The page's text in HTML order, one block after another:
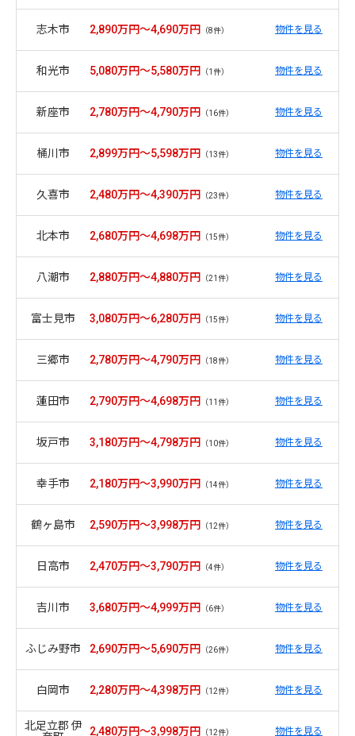
志木市 2,890万円～4,690万円 （8件） 物件を見る
和光市 5,080万円～5,580万円 （1件） 物件を見る
新座市 2,780万円～4,790万円 （16件） 物件を見る
桶川市 2,899万円～5,598万円 （13件） 物件を見る
久喜市 2,480万円～4,390万円 （23件） 物件を見る
北本市 2,680万円～4,698万円 （15件） 物件を見る
八潮市 2,880万円～4,880万円 （21件） 物件を見る
富士見市 3,080万円～6,280万円 （15件） 物件を見る
三郷市 2,780万円～4,790万円 （18件） 物件を見る
蓮田市 2,790万円～4,698万円 （11件） 物件を見る
坂戸市 3,180万円～4,798万円 （10件） 物件を見る
幸手市 2,180万円～3,990万円 （14件） 物件を見る
鶴ヶ島市 2,590万円～3,998万円 （12件） 物件を見る
日高市 2,470万円～3,790万円 （4件） 物件を見る
吉川市 3,680万円～4,999万円 （6件） 物件を見る
ふじみ野市 2,690万円～5,690万円 （26件） 物件を見る
白岡市 2,280万円～4,398万円 （12件） 物件を見る
北足立郡 伊
2,480万円～3,998万円 （12件） 物件を見る